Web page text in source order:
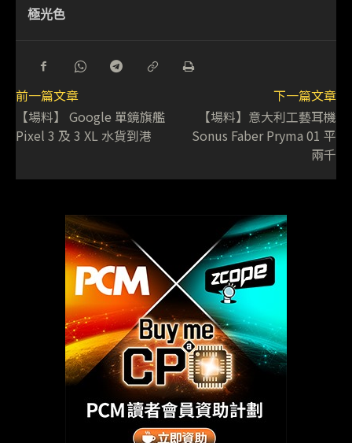
極光色
前一篇文章
【場料】 Google 單鏡旗艦
Pixel 3 及 3 XL 水貨到港
下一篇文章
【場料】意大利工藝耳機
Sonus Faber Pryma 01 平
兩千